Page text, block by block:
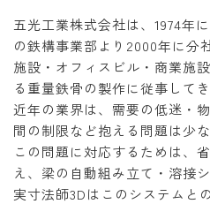
五光工業株式会社は、1974年
の鉄構事業部より2000年に分
施設・オフィスビル・商業施
る重量鉄骨の製作に従事してき
近年の業界は、需要の低迷・
間の制限など抱える問題は少な
この問題に対応するためは、
え、梁の自動組み立て・溶接
実寸法師3Dはこのシステムと